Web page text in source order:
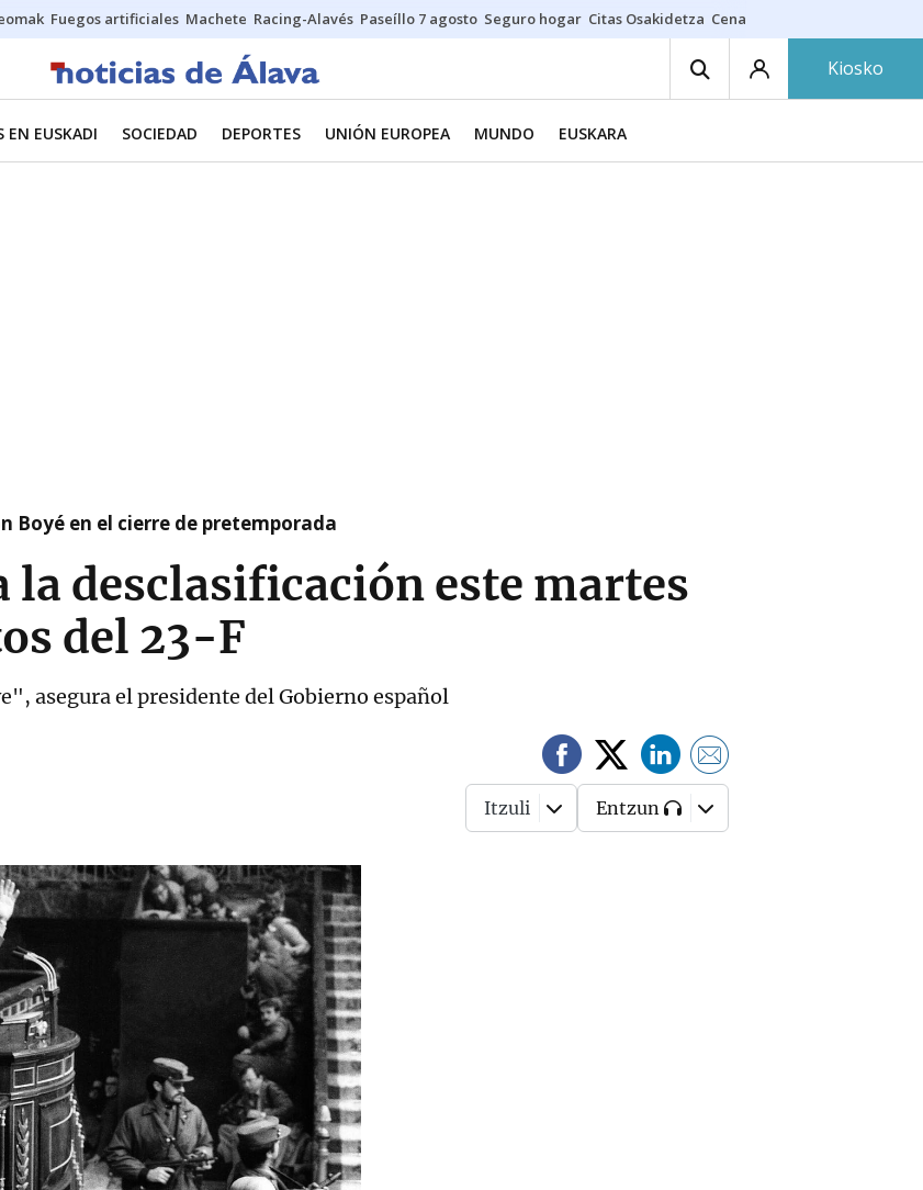
Fuegos artificiales Machete Racing-Alavés Paseíllo 7 agosto Seguro hogar Citas Osakidetza Cenas nudistas
Kiosko
EN EUSKADI SOCIEDAD DEPORTES UNIÓN EUROPEA MUNDO EUSKARA
Boyé en el cierre de pretemporada
la desclasificación este martes
del 23-F
asegura el presidente del Gobierno español
Itzuli Entzun